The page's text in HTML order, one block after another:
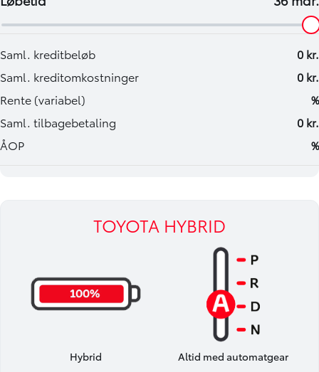
TOYOTA HYBRID
Hybrid Altid med automatgear